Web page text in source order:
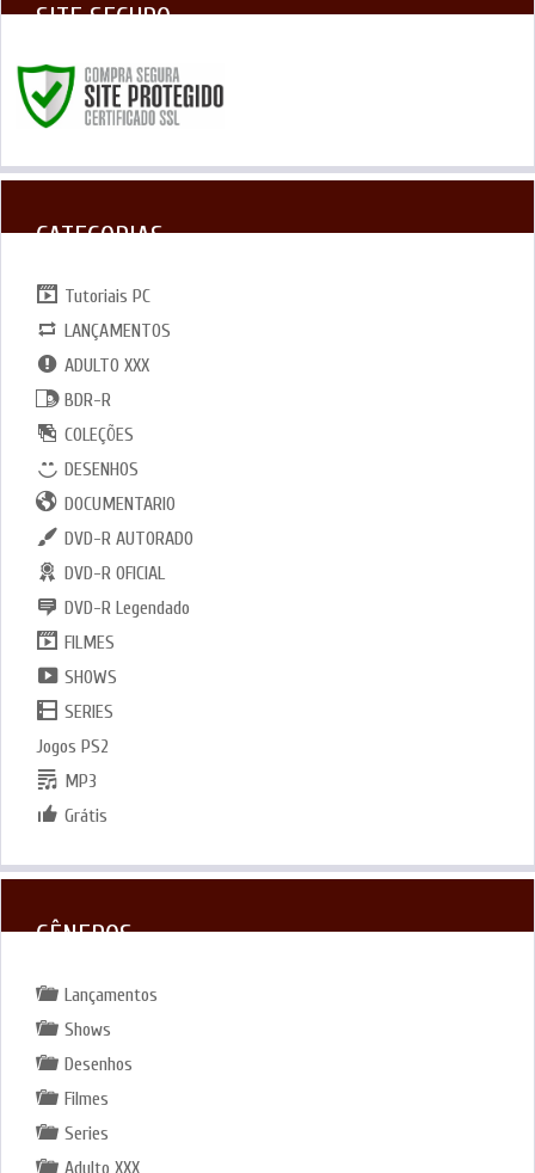
SITE SEGURO
CATEGORIAS
Tutoriais PC
LANÇAMENTOS
ADULTO XXX
BDR-R
COLEÇÕES
DESENHOS
DOCUMENTARIO
DVD-R AUTORADO
DVD-R OFICIAL
DVD-R Legendado
FILMES
SHOWS
SERIES
Jogos PS2
MP3
Grátis
GÊNEROS
Lançamentos
Shows
Desenhos
Filmes
Series
Adulto XXX